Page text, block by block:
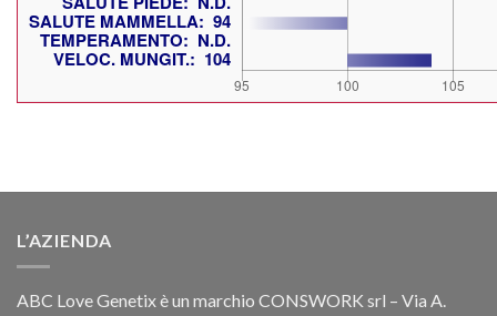
L’AZIENDA
ABC Love Genetix è un marchio CONSWORK srl – Via A.